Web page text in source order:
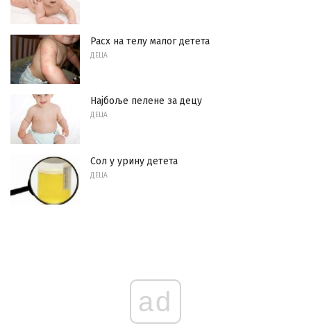
Расх на телу малог детета
ДЕЦА
Најбоље пелене за децу
ДЕЦА
Сол у урину детета
ДЕЦА
ad